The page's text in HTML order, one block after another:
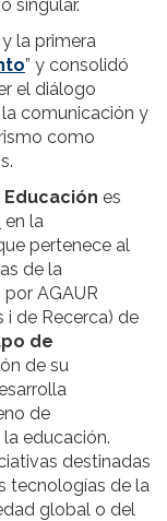
singular.
y la primera
” y consolidó
el diálogo
comunicación y
como
es
en la
pertenece al
de la
AGAUR
i de Recerca) de
de
de su
de
educación.
destinadas
tecnologías de la
global o del